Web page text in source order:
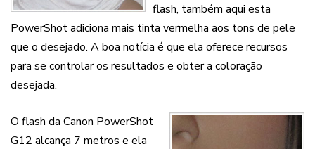
flash, também aqui esta
PowerShot adiciona mais tinta vermelha aos tons de pele
que o desejado. A boa notícia é que ela oferece recursos
para se controlar os resultados e obter a coloração
desejada.
O flash da Canon PowerShot
G12 alcança 7 metros e ela